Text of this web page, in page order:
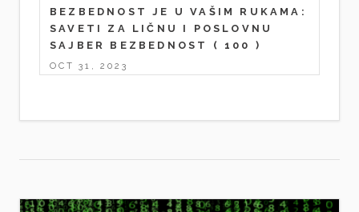
BEZBEDNOST JE U VAŠIM RUKAMA:
SAVETI ZA LIČNU I POSLOVNU
SAJBER BEZBEDNOST
( 100 )
OCT 31, 2023